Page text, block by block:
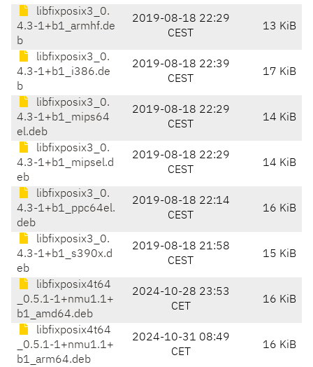
libfixposix3_0.
4.3-1+b1_armhf.de
b
2019-08-18 22:29
CEST
13 KiB
libfixposix3_0.
4.3-1+b1_i386.de
b
2019-08-18 22:39
CEST
17 KiB
libfixposix3_0.
4.3-1+b1_mips64
el.deb
2019-08-18 22:29
CEST
14 KiB
libfixposix3_0.
4.3-1+b1_mipsel.d
eb
2019-08-18 22:29
CEST
14 KiB
libfixposix3_0.
4.3-1+b1_ppc64el.
deb
2019-08-18 22:14
CEST
16 KiB
libfixposix3_0.
4.3-1+b1_s390x.d
eb
2019-08-18 21:58
CEST
15 KiB
libfixposix4t64
_0.5.1-1+nmu1.1+
b1_amd64.deb
2024-10-28 23:53
CET
16 KiB
libfixposix4t64
_0.5.1-1+nmu1.1+
b1_arm64.deb
2024-10-31 08:49
CET
16 KiB